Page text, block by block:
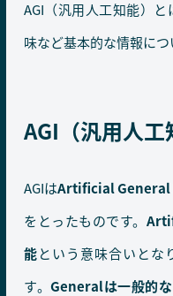
AGI（汎用人工知能）
味など基本的な情報につ
AGI（汎用人
AGIはArtificial
をとったものです。
能という意味合いとな
す。Generalは一般的な